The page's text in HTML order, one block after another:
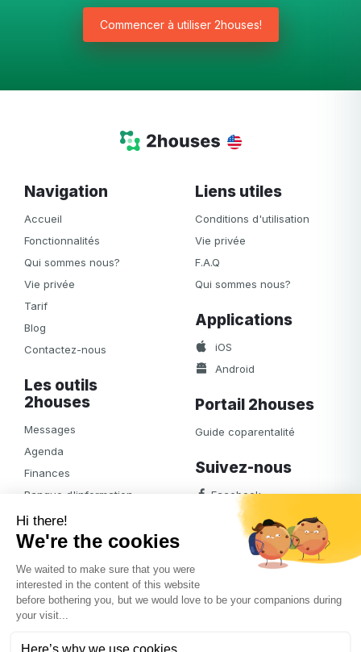
Commencer à utiliser 2houses!
Navigation
Accueil
Fonctionnalités
Qui sommes nous?
Vie privée
Tarif
Blog
Contactez-nous
Les outils
2houses
Messages
Agenda
Finances
Banque d'information
Notifications
Albums
Accès
Liens utiles
Conditions d'utilisation
Vie privée
F.A.Q
Qui sommes nous?
Applications
iOS
Android
Portail 2houses
Guide coparentalité
Suivez-nous
Facebook